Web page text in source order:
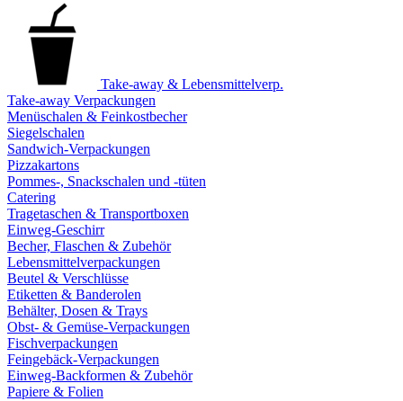
Take-away & Lebensmittelverp.
Take-away Verpackungen
Menüschalen & Feinkostbecher
Siegelschalen
Sandwich-Verpackungen
Pizzakartons
Pommes-, Snackschalen und -tüten
Catering
Tragetaschen & Transportboxen
Einweg-Geschirr
Becher, Flaschen & Zubehör
Lebensmittelverpackungen
Beutel & Verschlüsse
Etiketten & Banderolen
Behälter, Dosen & Trays
Obst- & Gemüse-Verpackungen
Fischverpackungen
Feingebäck-Verpackungen
Einweg-Backformen & Zubehör
Papiere & Folien